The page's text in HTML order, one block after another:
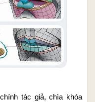
tác giả, chìa khóa